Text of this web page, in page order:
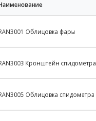
Облицовка фары
Кронштейн спидометра
Облицовка спидометра